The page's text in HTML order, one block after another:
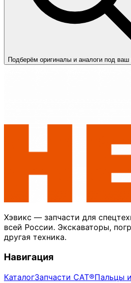
Подберём оригиналы и аналоги под
Хэвикс — запчасти для
всей России. Экскаваторы,
другая техника.
Навигация
КаталогЗапчасти CAT®Пальцы и